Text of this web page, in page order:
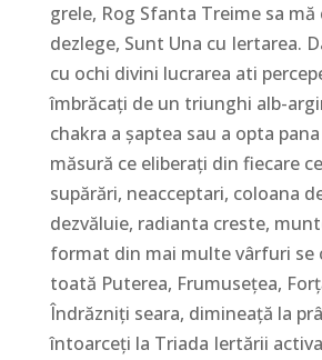
grele, Rog Sfanta Treime sa mă
dezlege, Sunt Una cu Iertarea.
cu ochi divini lucrarea ati
îmbrăcați de un triunghi alb-
chakra a șaptea sau a opta
măsură ce eliberați din fiecare
supărări, neacceptari, coloana
dezvăluie, radianta creste,
format din mai multe vârfuri se
toată Puterea, Frumusețea,
Îndrăzniți seara, dimineață la
întoarceți la Triada Iertării